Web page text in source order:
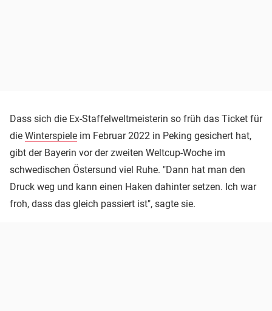
Dass sich die Ex-Staffelweltmeisterin so früh das Ticket für
die Winterspiele im Februar 2022 in Peking gesichert hat,
gibt der Bayerin vor der zweiten Weltcup-Woche im
schwedischen Östersund viel Ruhe. "Dann hat man den
Druck weg und kann einen Haken dahinter setzen. Ich war
froh, dass das gleich passiert ist", sagte sie.